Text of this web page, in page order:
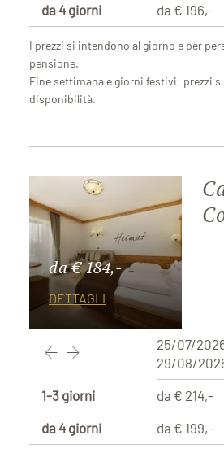
da 4 giorni
da € 196,-
I prezzi si intendono al giorno e per
pensione.
Fine settimana e giorni festivi: prezzi
disponibilità.
da € 184,-
DETTAGLI
25/07/
29/08/
1-3 giorni
da 4 giorni
da € 214,-
da € 199,-